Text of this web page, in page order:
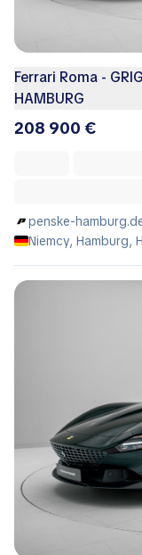
Ferrari Roma -
HAMBURG
208 900 €
penske-
Niemcy, Hamburg,